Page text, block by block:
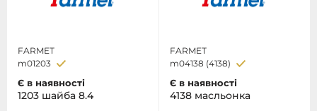
FARMET
m01203
Є в наявності
1203 шайба 8.4
FARMET
m04138 (4138)
Є в наявності
4138 масльонка